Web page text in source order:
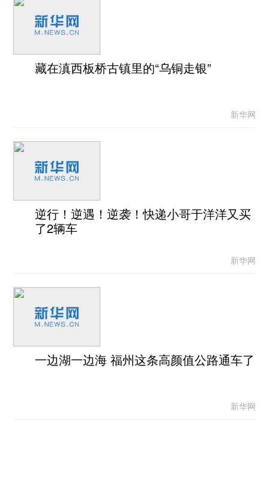
藏在滇西板桥古镇里的“乌铜走银”
新华网
逆行！逆遇！逆袭！快递小哥于洋洋又买
了2辆车
新华网
一边湖一边海 福州这条高颜值公路通车了
新华网